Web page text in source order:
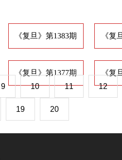
《复旦》第1383期 《复
《复旦》第1377期 《复
9 10 11 12
19 20